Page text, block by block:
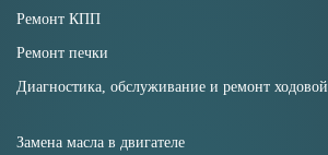
Ремонт КПП
Ремонт печки
Диагностика, обслуживание и ремонт ходовой
Замена масла в двигателе